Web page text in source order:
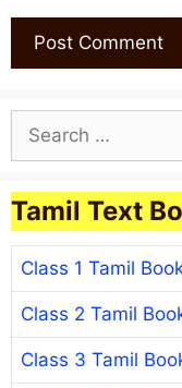
for:
Tamil Text
Class 1 Tamil
Class 2 Tamil
Class 3 Tamil